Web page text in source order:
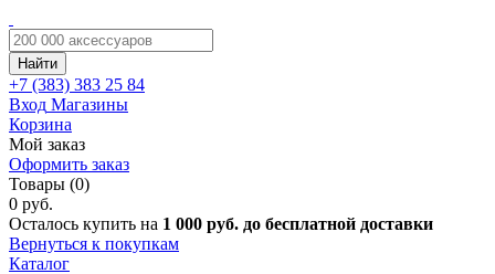
Найти
+7 (383) 383 25 84
Вход Магазины
Корзина
Мой заказ
Оформить заказ
Товары (0)
0 руб.
Осталось купить на 1 000 руб. до бесплатной доставки
Вернуться к покупкам
Каталог